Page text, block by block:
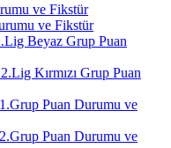
ve Fikstür
ve Fikstür
Beyaz Grup Puan
Kırmızı Grup Puan
Puan Durumu ve
Puan Durumu ve